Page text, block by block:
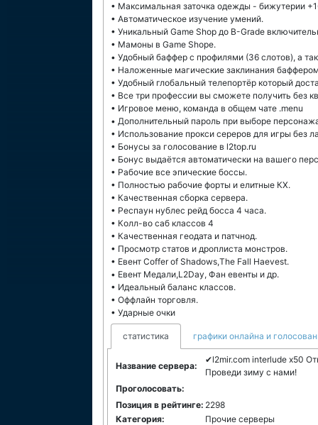
• Максимальная заточка одежды - бижутерии
• Автоматическое изучение умений.
• Уникальный Game Shop до B-Grade
• Мамоны в Game Shope.
• Удобный баффер с профилями (36 слотов), а
• Наложенные магические заклинания
• Удобный глобальный телепортёр который
• Все три профессии вы сможете получить без
• Игровое меню, команда в общем чате .menu
• Дополнительный пароль при выборе
• Использование прокси сереров для игры без
• Бонусы за голосование в l2top.ru
• Бонус выдаётся автоматически на вашего
• Рабочие все эпические боссы.
• Полностью рабочие форты и елитные КХ.
• Качественная сборка сервера.
• Респаун нублес рейд босса 4 часа.
• Колл-во саб классов 4
• Качественная геодата и патчнод.
• Просмотр статов и дроплиста монстров.
• Евент Coffer of Shadows,The Fall Haevest.
• Евент Медали,L2Day, Фан евенты и др.
• Идеальный баланс классов.
• Оффлайн торговля.
• Ударные очки
статистика графики онлайна и
Название сервера:
✔l2mir.com interlude x50
Проведи зиму с нами!
Проголосовать:
Позиция в рейтинге: 2298
Категория:
Прочие серверы